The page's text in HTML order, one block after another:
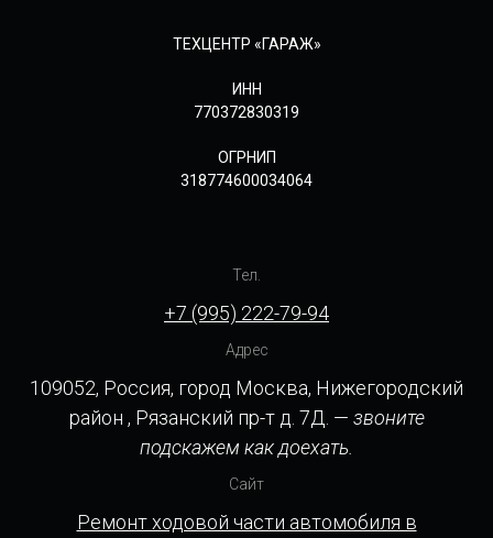
ТЕХЦЕНТР «ГАРАЖ»
ИНН
770372830319
ОГРНИП
318774600034064
Тел.
+7 (995) 222-79-94
Адрес
109052, Россия, город Москва, Нижегородский
район , Рязанский пр-т д. 7Д. — звоните
подскажем как доехать.
Сайт
Ремонт ходовой части автомобиля в